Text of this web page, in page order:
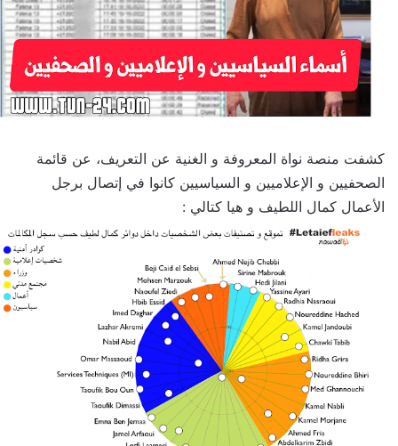
كشفت منصة نواة المعروفة و الغنية عن التعريف، عن قائمة
الصحفيين و الإعلاميين و السياسيين كانوا في إتصال برجل
الأعمال كمال اللطيف و هيا كتالي :